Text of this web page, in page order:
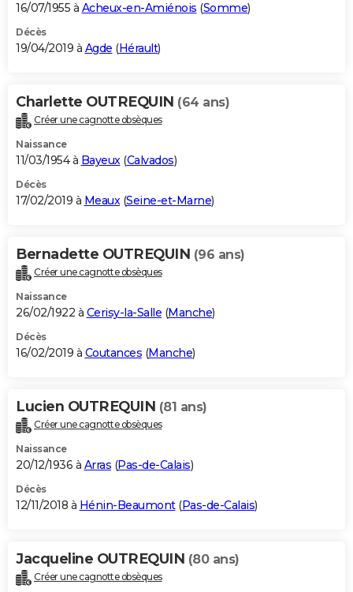
16/07/1955 à Acheux-en-Amiénois (Somme)
Décès
19/04/2019 à Agde (Hérault)
Charlette OUTREQUIN (64 ans)
Créer une cagnotte obsèques
Naissance
11/03/1954 à Bayeux(Calvados)
Décès
17/02/2019 à Meaux(Seine-et-Marne)
Bernadette OUTREQUIN (96 ans)
Créer une cagnotte obsèques
Naissance
26/02/1922 à Cerisy-la-Salle (Manche)
Décès
16/02/2019 à Coutances (Manche)
Lucien OUTREQUIN (81 ans)
Créer une cagnotte obsèques
Naissance
20/12/1936 à Arras (Pas-de-Calais)
Décès
12/11/2018 à Hénin-Beaumont(Pas-de-Calais)
Jacqueline OUTREQUIN (80 ans)
Créer une cagnotte obsèques